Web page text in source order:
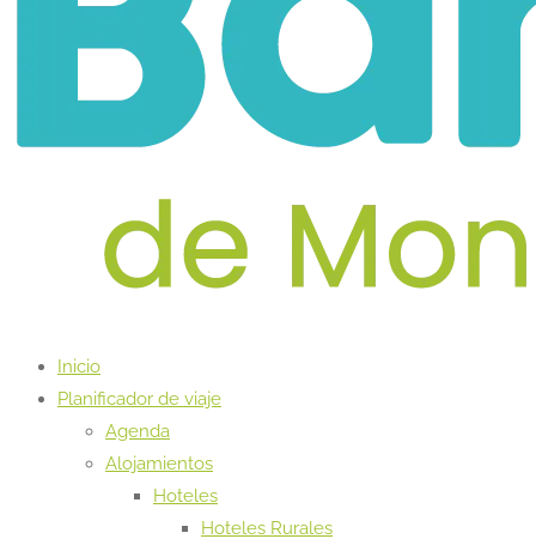
Inicio
Planificador de viaje
Agenda
Alojamientos
Hoteles
Hoteles Rurales